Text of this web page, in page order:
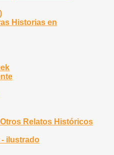
Historias en
Relatos Históricos
- ilustrado